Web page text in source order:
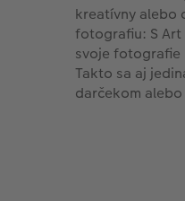
kreatívny alebo
fotografiu: S Art
svoje fotografie
Takto sa aj
darčekom